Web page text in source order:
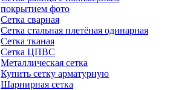
покрытием фото
Сетка сварная
Сетка стальная плетёная одинарная
Сетка тканая
Сетка ЦПВС
Металлическая сетка
Купить сетку арматурную
Шарнирная сетка